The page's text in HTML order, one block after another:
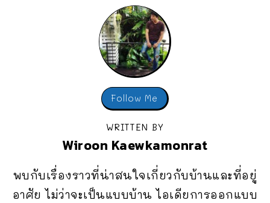
Follow Me
WRITTEN BY
Wiroon Kaewkamonrat
พบกับเรื่องราวที่น่าสนใจเกี่ยวกับบ้านและที่อยู่
อาศัย ไม่ว่าจะเป็นแบบบ้าน ไอเดียการออกแบบ